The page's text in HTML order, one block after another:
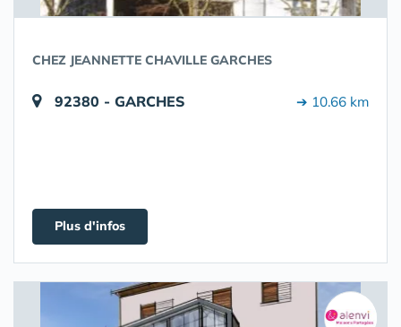
CHEZ JEANNETTE CHAVILLE GARCHES
92380 - GARCHES ➔ 10.66 km
Plus d'infos